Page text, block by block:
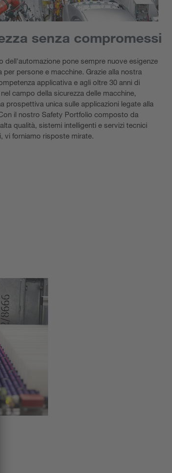
senza compromessi
dell'automazione pone sempre nuove esigenze
per persone e macchine. Grazie alla nostra
applicativa e agli oltre 30 anni di
campo della sicurezza delle macchine,
prospettiva unica sulle applicazioni legate alla
il nostro Safety Portfolio composto da
qualità, sistemi intelligenti e servizi tecnici
vi forniamo risposte mirate.